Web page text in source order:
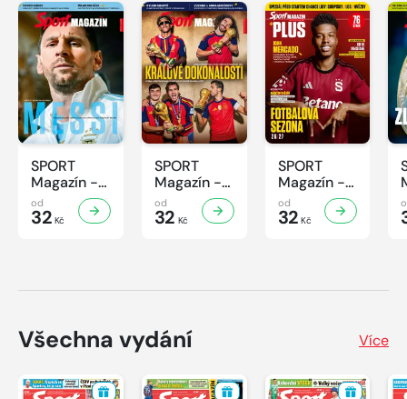
SPORT
Magazín -
32/2026
od
32 Kč
SPORT
Magazín -
31/2026
od
32 Kč
SPORT
Magazín -
30/2026
od
32 Kč
Všechna vydání Více